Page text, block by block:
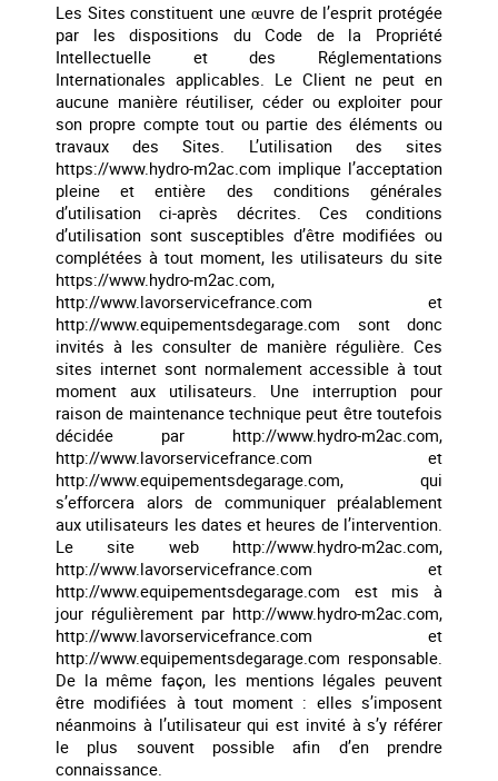
Les Sites constituent une œuvre de l’esprit protégée
par les dispositions du Code de la Propriété
Intellectuelle et des Réglementations
Internationales applicables. Le Client ne peut en
aucune manière réutiliser, céder ou exploiter pour
son propre compte tout ou partie des éléments ou
travaux des Sites. L’utilisation des sites
https://www.hydro-m2ac.com implique l’acceptation
pleine et entière des conditions générales
d’utilisation ci-après décrites. Ces conditions
d’utilisation sont susceptibles d’être modifiées ou
complétées à tout moment, les utilisateurs du site
https://www.hydro-m2ac.com,
http://www.lavorservicefrance.com et
http://www.equipementsdegarage.com sont donc
invités à les consulter de manière régulière. Ces
sites internet sont normalement accessible à tout
moment aux utilisateurs. Une interruption pour
raison de maintenance technique peut être toutefois
décidée par http://www.hydro-m2ac.com,
http://www.lavorservicefrance.com et
http://www.equipementsdegarage.com, qui
s’efforcera alors de communiquer préalablement
aux utilisateurs les dates et heures de l’intervention.
Le site web http://www.hydro-m2ac.com,
http://www.lavorservicefrance.com et
http://www.equipementsdegarage.com est mis à
jour régulièrement par http://www.hydro-m2ac.com,
http://www.lavorservicefrance.com et
http://www.equipementsdegarage.com responsable.
De la même façon, les mentions légales peuvent
être modifiées à tout moment : elles s’imposent
néanmoins à l’utilisateur qui est invité à s’y référer
le plus souvent possible afin d’en prendre
connaissance.